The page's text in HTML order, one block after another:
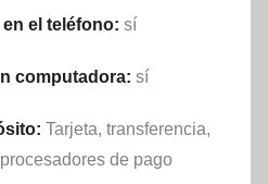
en el teléfono: sí
computadora: sí
Tarjeta, transferencia,
de pago